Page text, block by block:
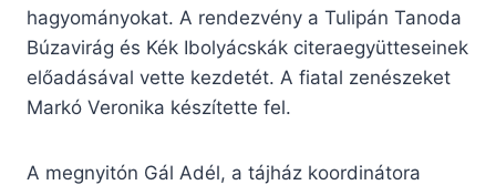
hagyományokat. A rendezvény a Tulipán Tanoda
Búzavirág és Kék Ibolyácskák citeraegyütteseinek
előadásával vette kezdetét. A fiatal zenészeket
Markó Veronika készítette fel.
A megnyitón Gál Adél, a tájház koordinátora